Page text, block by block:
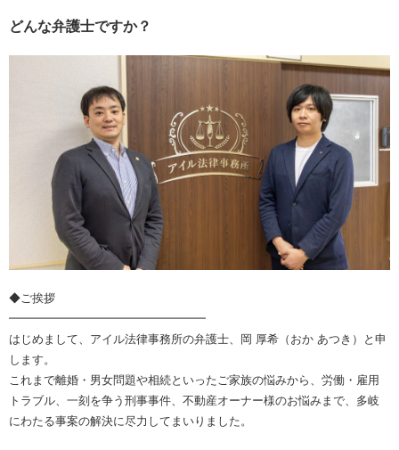
どんな弁護士ですか？
◆ご挨拶
━━━━━━━━━━━━━━━━━
はじめまして、アイル法律事務所の弁護士、岡 厚希（おか あつき）と申
します。
これまで離婚・男女問題や相続といったご家族の悩みから、労働・雇用
トラブル、一刻を争う刑事事件、不動産オーナー様のお悩みまで、多岐
にわたる事案の解決に尽力してまいりました。